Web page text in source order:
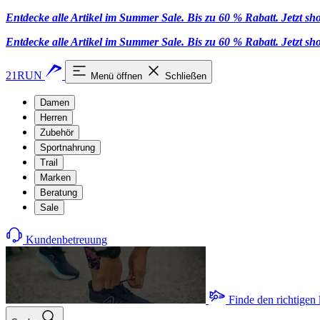
Entdecke alle Artikel im Summer Sale. Bis zu 60 % Rabatt. Jetzt
Entdecke alle Artikel im Summer Sale. Bis zu 60 % Rabatt. Jetzt
21RUN Menü öffnen Schließen
Damen
Herren
Zubehör
Sportnahrung
Trail
Marken
Beratung
Sale
Kundenbetreuung
Finde den richtigen